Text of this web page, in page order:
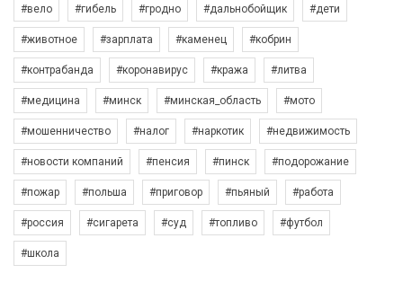
#вело #гибель #гродно #дальнобойщик #дети
#животное #зарплата #каменец #кобрин
#контрабанда #коронавирус #кража #литва
#медицина #минск #минская_область #мото
#мошенничество #налог #наркотик #недвижимость
#новости компаний #пенсия #пинск #подорожание
#пожар #польша #приговор #пьяный #работа
#россия #сигарета #суд #топливо #футбол
#школа